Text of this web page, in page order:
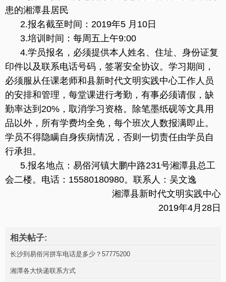
患的湘潭县居民
2.报名截至时间：2019年5 月10日
3.培训时间：每周五上午9:00
4.学员报名，必须提供本人姓名、住址、身份证复
印件以及联系电话号码，签署安全协议。学习期间，
必须服从任课老师和县新时代文明实践中心工作人员
的安排和管理，每堂课进行考勤，有事必须请假，缺
勤率达到20%，取消学习资格。除笔墨纸砚等文具用
品以外，所有学费均全免，每个班次人数报满即止。
学员不得隐瞒自身疾病情况，否则一切责任由学员自
行承担。
5.报名地点：易俗河镇大鹏中路231号湘潭县总工
会二楼。电话：15580180980。联系人：吴文逸
湘潭县新时代文明实践中心
2019年4月28日
相关帖子:
长沙到易俗河拼车电话是多少？57775200
湘潭各大快递联系方式